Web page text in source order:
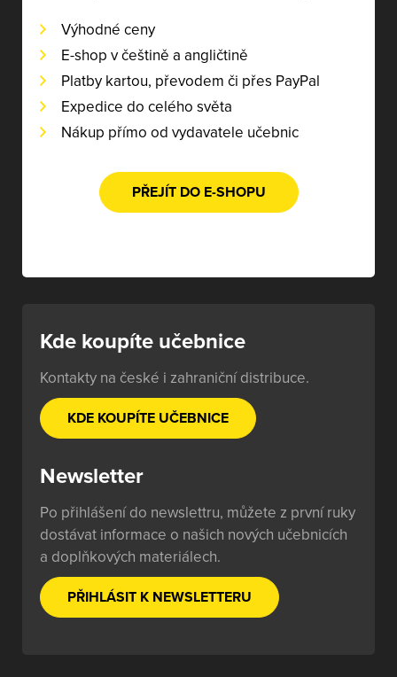
Výhodné ceny
E-shop v češtině a angličtině
Platby kartou, převodem či přes PayPal
Expedice do celého světa
Nákup přímo od vydavatele učebnic
PŘEJÍT DO E-SHOPU
Kde koupíte učebnice
Kontakty na české i zahraniční distribuce.
KDE KOUPÍTE UČEBNICE
Newsletter
Po přihlášení do newslettru, můžete z první ruky
dostávat informace o našich nových učebnicích
a doplňkových materiálech.
PŘIHLÁSIT K NEWSLETTERU